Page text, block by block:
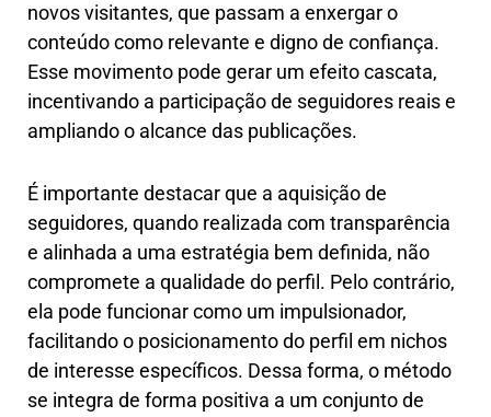
novos visitantes, que passam a enxergar o
conteúdo como relevante e digno de confiança.
Esse movimento pode gerar um efeito cascata,
incentivando a participação de seguidores reais e
ampliando o alcance das publicações.
É importante destacar que a aquisição de
seguidores, quando realizada com transparência
e alinhada a uma estratégia bem definida, não
compromete a qualidade do perfil. Pelo contrário,
ela pode funcionar como um impulsionador,
facilitando o posicionamento do perfil em nichos
de interesse específicos. Dessa forma, o método
se integra de forma positiva a um conjunto de